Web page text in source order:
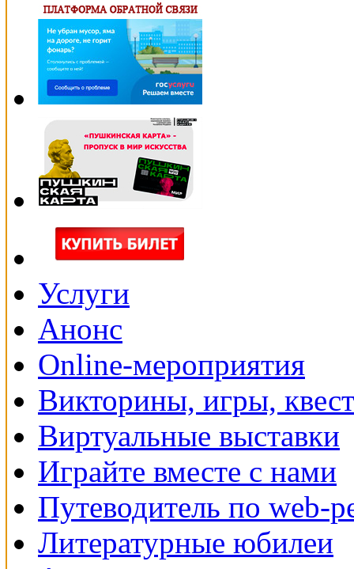
Услуги
Анонс
Online-мероприятия
Викторины, игры,
Виртуальные выставки
Играйте вместе с нами
Путеводитель по web-
Литературные юбилеи